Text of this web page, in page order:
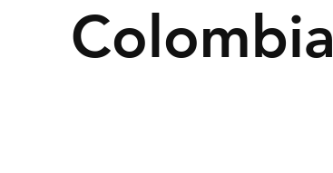
Colombia